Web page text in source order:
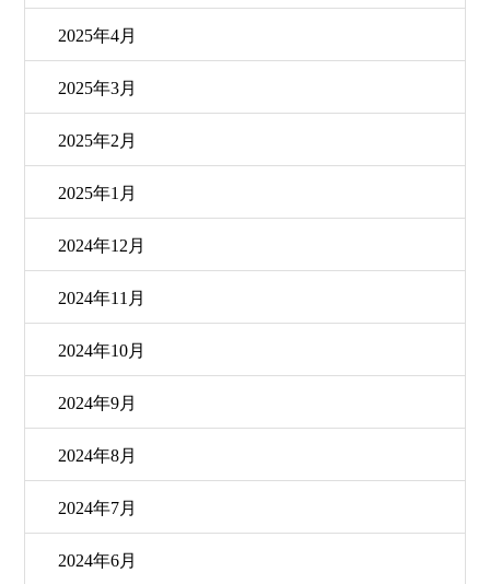
2025年4月
2025年3月
2025年2月
2025年1月
2024年12月
2024年11月
2024年10月
2024年9月
2024年8月
2024年7月
2024年6月